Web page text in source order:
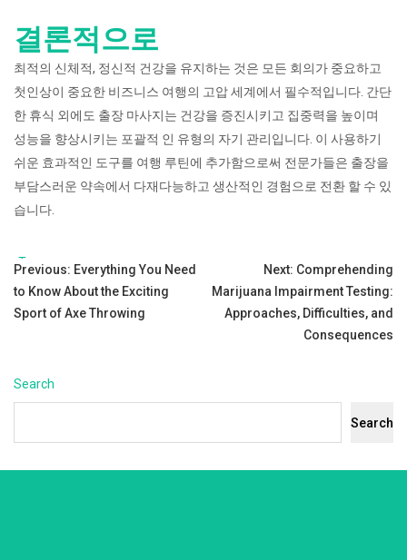
결론적으로
최적의 신체적, 정신적 건강을 유지하는 것은 모든 회의가 중요하고
첫인상이 중요한 비즈니스 여행의 고압 세계에서 필수적입니다. 간단
한 휴식 외에도 출장 마사지는 건강을 증진시키고 집중력을 높이며
성능을 향상시키는 포괄적 인 유형의 자기 관리입니다. 이 사용하기
쉬운 효과적인 도구를 여행 루틴에 추가함으로써 전문가들은 출장을
부담스러운 약속에서 다재다능하고 생산적인 경험으로 전환 할 수 있
습니다.
Tags:
Post
navigation
Previous: Everything You Need
to Know About the Exciting
Sport of Axe Throwing
Next: Comprehending
Marijuana Impairment Testing:
Approaches, Difficulties, and
Consequences
Search
Search